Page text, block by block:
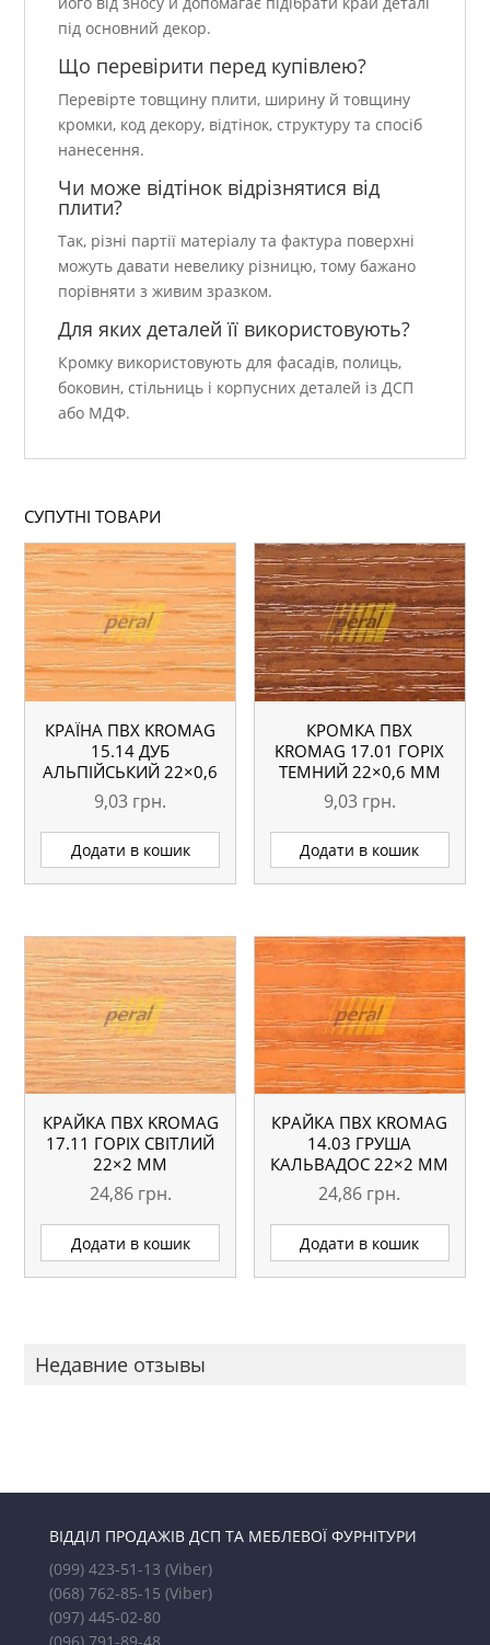
під основний декор.
Що перевірити перед купівлею?
Перевірте товщину плити, ширину й товщину
кромки, код декору, відтінок, структуру та спосіб
нанесення.
Чи може відтінок відрізнятися від
плити?
Так, різні партії матеріалу та фактура поверхні
можуть давати невелику різницю, тому бажано
порівняти з живим зразком.
Для яких деталей її використовують?
Кромку використовують для фасадів, полиць,
боковин, стільниць і корпусних деталей із ДСП
або МДФ.
СУПУТНІ ТОВАРИ
КРАЇНА ПВХ KROMAG
15.14 ДУБ
АЛЬПІЙСЬКИЙ 22×0,6
ММ
9,03 грн.
Додати в кошик
КРОМКА ПВХ
KROMAG 17.01 ГОРІХ
ТЕМНИЙ 22×0,6 ММ
9,03 грн.
Додати в кошик
КРАЙКА ПВХ KROMAG
17.11 ГОРІХ СВІТЛИЙ
22×2 ММ
24,86 грн.
Додати в кошик
КРАЙКА ПВХ KROMAG
14.03 ГРУША
КАЛЬВАДОС 22×2 ММ
24,86 грн.
Додати в кошик
Недавние отзывы
ВІДДІЛ ПРОДАЖІВ ДСП ТА МЕБЛЕВОЇ ФУРНІТУРИ
(099) 423-51-13 (Viber)
(068) 762-85-15 (Viber)
(097) 445-02-80